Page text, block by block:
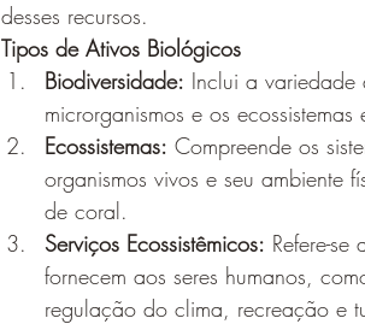
desses recursos.
Tipos de Ativos Biológicos
Biodiversidade: Inclui a variedade
microrganismos e os ecossistemas
Ecossistemas: Compreende os
organismos vivos e seu ambiente
de coral.
Serviços Ecossistêmicos: Refere-
fornecem aos seres humanos,
regulação do clima, recreação e